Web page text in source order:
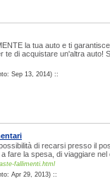
la tua auto e ti
te di acquistare un'altra auto!
Sep 13, 2014) ::
di recarsi presso il
fare la spesa, di viaggiare nel
fallimenti.html
Apr 29, 2013) ::